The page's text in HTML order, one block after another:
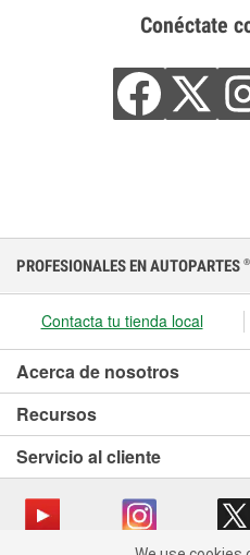
Conéctate
PROFESIONALES EN AUTOPARTES ®
Contacta tu tienda local
Acerca de nosotros
Recursos
Servicio al cliente